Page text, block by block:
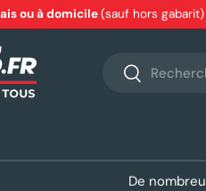
ou à domicile(sauf hors gabarit)
Recherche
Rechercher
De